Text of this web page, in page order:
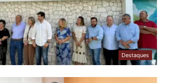
Destaques